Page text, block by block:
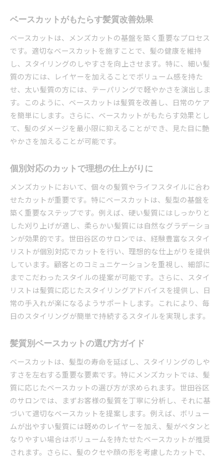
ベースカットがもたらす髪質改善効果
ベースカットは、メンズカットの基盤を築く重要なプロセス
です。適切なベースカットを施すことで、髪の健康を維持
し、スタイリングのしやすさを向上させます。特に、細い髪
質の方には、レイヤーを加えることでボリューム感を持た
せ、太い髪質の方には、テーパリングで軽やかさを演出しま
す。このように、ベースカットは髪質を改善し、日常のケア
を簡単にします。さらに、ベースカットがもたらす効果とし
て、髪のダメージを最小限に抑えることができ、見た目に艶
やかさを加えることが可能です。
個別対応のカットで理想の仕上がりに
メンズカットにおいて、個々の髪質やライフスタイルに合わ
せたカットが重要です。特にベースカットは、髪型の基盤を
築く重要なステップです。例えば、硬い髪質にはしっかりと
した刈り上げが適し、柔らかい髪質には自然なグラデーショ
ンが効果的です。世田谷区のサロンでは、経験豊富なスタイ
リストが個別対応でカットを行い、理想的な仕上がりを提供
しています。顧客とのコミュニケーションを重視し、細部に
までこだわったスタイルの提案が可能です。さらに、スタイ
リストは髪質に応じたスタイリングアドバイスを提供し、日
常の手入れが楽になるようサポートします。これにより、毎
日のスタイリングが簡単で持続するスタイルを実現します。
髪質別ベースカットの選び方ガイド
ベースカットは、髪型の寿命を延ばし、スタイリングのしや
すさを左右する重要な要素です。特にメンズカットでは、髪
質に応じたベースカットの選び方が求められます。世田谷区
のサロンでは、まずお客様の髪質を丁寧に分析し、それに基
づいて適切なベースカットを提案します。例えば、ボリュー
ムが出やすい髪質には軽めのレイヤーを加え、髪がペタンと
なりやすい場合はボリュームを持たせたベースカットが推奨
されます。さらに、髪のクセや顔の形を考慮したカットで、